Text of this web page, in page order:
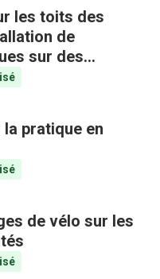
les toits des
de
sur des
pratique en
de vélo sur les